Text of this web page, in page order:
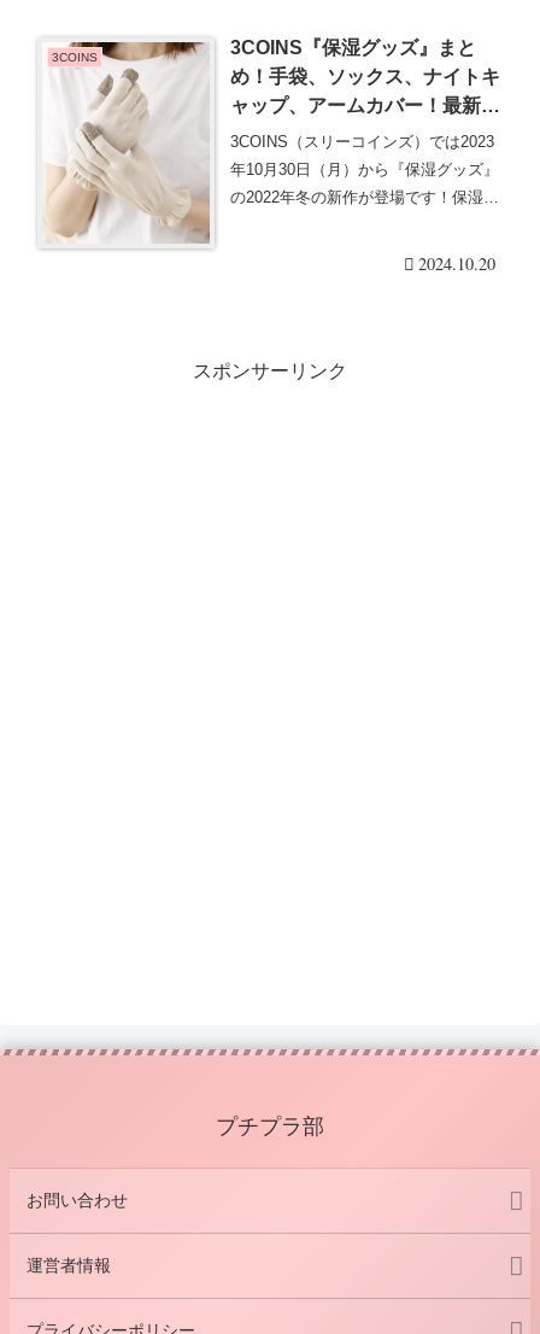
3COINS
3COINS『保湿グッズ』まと
め！手袋、ソックス、ナイトキ
ャップ、アームカバー！最新は
2024年10月より冬のインナー
あったかグッズも！
3COINS（スリーコインズ）では2023
年10月30日（月）から『保湿グッズ』
の2022年冬の新作が登場です！保湿用
2024.10.20
スポンサーリンク
プチプラ部
お問い合わせ
運営者情報